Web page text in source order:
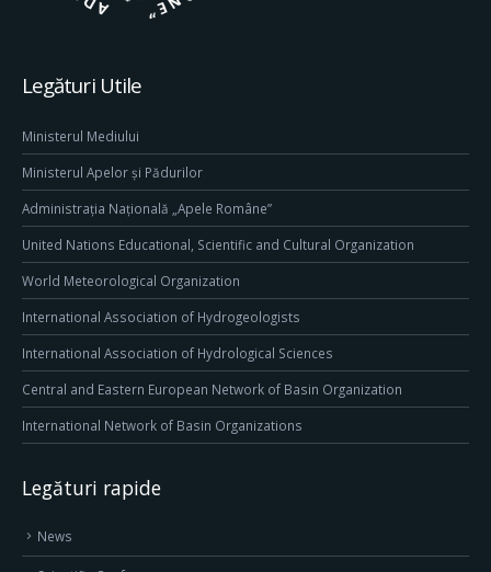
Legături Utile
Ministerul Mediului
Ministerul Apelor și Pădurilor
Administrația Națională „Apele Române”
United Nations Educational, Scientific and Cultural Organization
World Meteorological Organization
International Association of Hydrogeologists
International Association of Hydrological Sciences
Central and Eastern European Network of Basin Organization
International Network of Basin Organizations
Legături rapide
News